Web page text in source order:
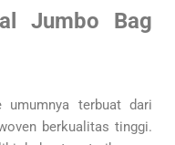
Jumbo Bag
terbuat dari
berkualitas tinggi.